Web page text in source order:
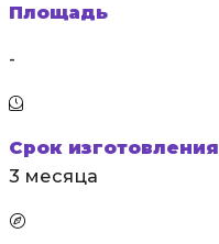
Площадь
-
Срок изготовления
3 месяца